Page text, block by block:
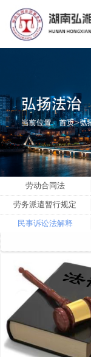
劳动合同法
劳务派遣暂行规定
民事诉讼法解释
劳动争议解释三
劳动法